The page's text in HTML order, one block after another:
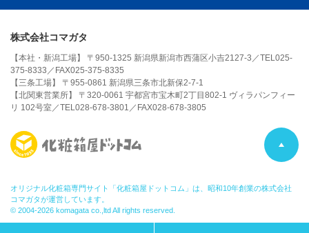
株式会社コマガタ
【本社・新潟工場】 〒950-1325 新潟県新潟市西蒲区小吉2127-3／TEL025-
375-8333／FAX025-375-8335
【三条工場】 〒955-0861 新潟県三条市北新保2-7-1
【北関東営業所】 〒320-0061 宇都宮市宝木町2丁目802-1 ヴィラパンフィー
リ 102号室／TEL028-678-3801／FAX028-678-3805
P
オリジナル化粧箱専門サイト「化粧箱屋ドットコム」は、昭和10年創業の株式会社
コマガタが運営しています。
© 2004-2026 komagata co.,ltd All rights reserved.